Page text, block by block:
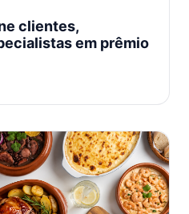
clientes,
em prêmio